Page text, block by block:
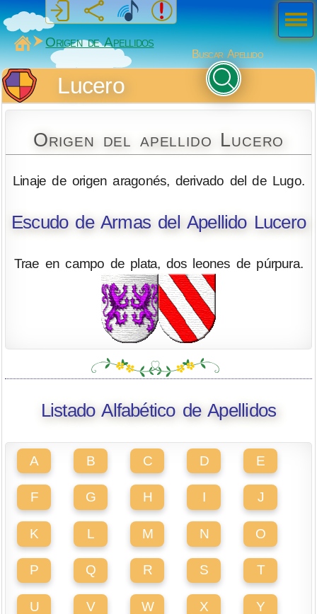
MiSabueso
Origen de Apellidos
Buscar Apellido
Lucero
Origen del apellido Lucero
Linaje de origen aragonés, derivado del de Lugo.
Escudo de Armas del Apellido Lucero
Trae en campo de plata, dos leones de púrpura.
Listado Alfabético de Apellidos
A B C D E
F G H I J
K L M N O
P Q R S T
U V W X Y
Men
ú